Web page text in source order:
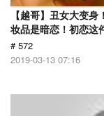
【越哥】丑女大变
妆品是暗恋！初恋这
# 572
2019-03-13 07:16